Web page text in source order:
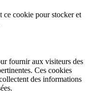
cookie pour stocker et
fournir aux visiteurs des
Ces cookies
des informations